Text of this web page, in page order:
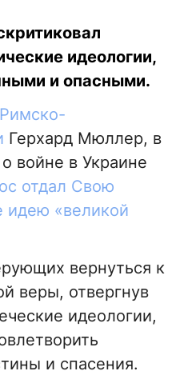
идеологии,
и опасными.
Римско-
Герхард Мюллер, в
войне в Украине
отдал Свою
идею «великой
вернуться к
веры, отвергнув
идеологии,
и спасения.